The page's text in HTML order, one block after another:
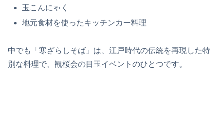
玉こんにゃく
地元食材を使ったキッチンカー料理
中でも「寒ざらしそば」は、江戸時代の伝統を再現した特
別な料理で、観桜会の目玉イベントのひとつです。